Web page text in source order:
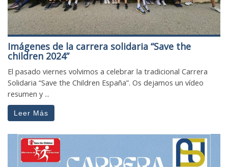
Imágenes de la carrera solidaria “Save the
children 2024”
El pasado viernes volvimos a celebrar la tradicional Carrera
Solidaria “Save the Children España”. Os dejamos un vídeo
resumen y ...
Leer Más